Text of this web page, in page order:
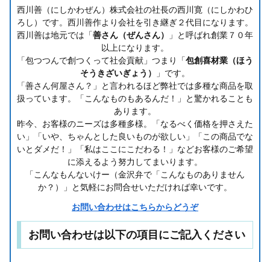
西川善（にしかわぜん）株式会社の社長の西川寛（にしかわひ
ろし）です。西川善作より会社を引き継ぎ２代目になります。
西川善は地元では「善さん（ぜんさん）
」と呼ばれ創業７０年
以上になります。
「包つつんで創つくって社会貢献」つまり「包創喜材業（ほう
そうきざいぎょう）
」です。
「善さん何屋さん？」と言われるほど弊社では多種な商品を取
扱っています。「こんなものもあるんだ！」と驚かれることも
あります。
昨今、お客様のニーズは多種多様。「なるべく価格を押さえた
い」「いや、ちゃんとした良いものが欲しい」「この商品でな
いとダメだ！」「私はここにこだわる！」などお客様のご希望
に添えるよう努力してまいります。
「こんなもんないけー（金沢弁で「こんなものありません
か？）」と気軽にお問合せいただければ幸いです。
お問い合わせはこちらからどうぞ
お問い合わせは以下の項目にご記入ください